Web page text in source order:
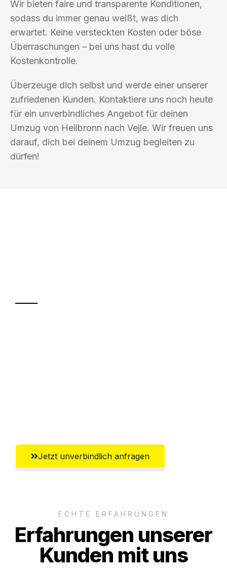
Wir bieten faire und transparente Konditionen,
sodass du immer genau weißt, was dich
erwartet. Keine versteckten Kosten oder böse
Überraschungen – bei uns hast du volle
Kostenkontrolle.
Überzeuge dich selbst und werde einer unserer
zufriedenen Kunden. Kontaktiere uns noch heute
für ein unverbindliches Angebot für deinen
Umzug von Heilbronn nach Vejle. Wir freuen uns
darauf, dich bei deinem Umzug begleiten zu
dürfen!
Jetzt unverbindlich anfragen
ECHTE ERFAHRUNGEN
Erfahrungen unserer
Kunden mit uns